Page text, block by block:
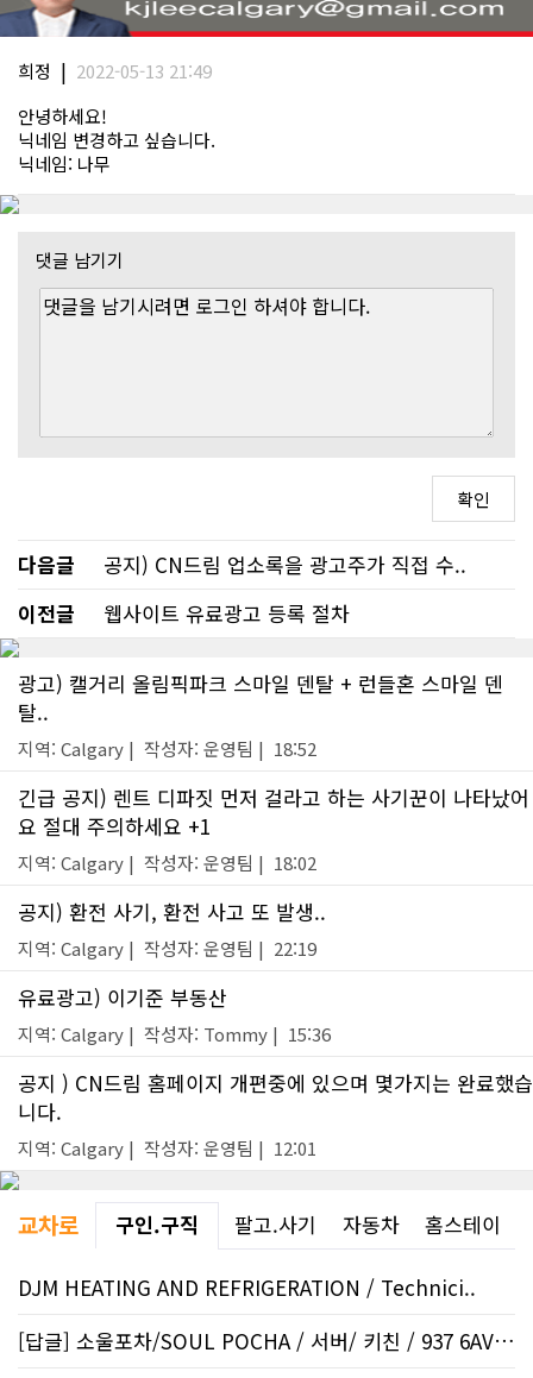
희정 | 2022-05-13 21:49
안녕하세요!
닉네임 변경하고 싶습니다.
닉네임: 나무
댓글 남기기
다음글
공지) CN드림 업소록을 광고주가 직접 수..
이전글
웹사이트 유료광고 등록 절차
광고) 캘거리 올림픽파크 스마일 덴탈 + 런들혼 스마일 덴
탈..
지역: Calgary | 작성자: 운영팀 | 18:52
긴급 공지) 렌트 디파짓 먼저 걸라고 하는 사기꾼이 나타났어
요 절대 주의하세요 +1
지역: Calgary | 작성자: 운영팀 | 18:02
공지) 환전 사기, 환전 사고 또 발생..
지역: Calgary | 작성자: 운영팀 | 22:19
유료광고) 이기준 부동산
지역: Calgary | 작성자: Tommy | 15:36
공지 ) CN드림 홈페이지 개편중에 있으며 몇가지는 완료했습
니다.
지역: Calgary | 작성자: 운영팀 | 12:01
교차로 구인.구직 팔고.사기 자동차 홈스테이
DJM HEATING AND REFRIGERATION / Technici..
[답글] 소울포차/SOUL POCHA / 서버/ 키친 / 937 6AVE..